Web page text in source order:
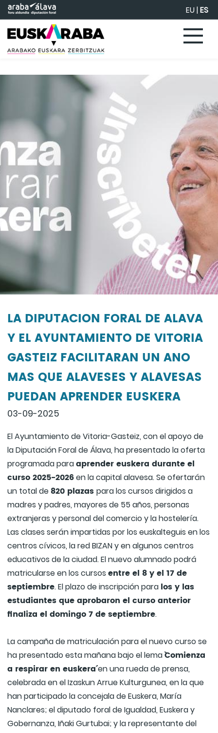
Saltar al contenido principal EU|ES
LA DIPUTACION FORAL DE ALAVA
Y EL AYUNTAMIENTO DE VITORIA
GASTEIZ FACILITARAN UN ANO
MAS QUE ALAVESES Y ALAVESAS
PUEDAN APRENDER EUSKERA
03-09-2025
El Ayuntamiento de Vitoria-Gasteiz, con el apoyo de
la Diputación Foral de Álava, ha presentado la oferta
programada paraaprender euskera durante el
curso 2025-2026en la capital alavesa. Se ofertarán
un total de820 plazas para los cursos dirigidos a
madres y padres, mayores de 55 años, personas
extranjeras y personal del comercio y la hostelería.
Las clases serán impartidas por los euskalteguis en los
centros cívicos, la red BIZAN y en algunos centros
educativos de la ciudad. El nuevo alumnado podrá
matricularse en los cursos entre el 8 y el 17 de
septiembre. El plazo de inscripción para los y las
estudiantes que aprobaron el curso anterior
finaliza el domingo 7 de septiembre.
La campaña de matriculación para el nuevo curso se
ha presentado esta mañana bajo el lema`Comienza
a respirar en euskera´en una rueda de prensa,
celebrada en el Izaskun Arrue Kulturgunea, en la que
han participado la concejala de Euskera, María
Nanclares; el diputado foral de Igualdad, Euskera y
Gobernanza, Iñaki Gurtubai; y la representante del